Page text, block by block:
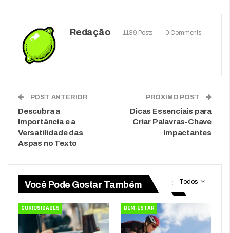
Redação 1139 Posts 0 Comments
POST ANTERIOR
Descubra a
Importância e a
Versatilidade das
Aspas no Texto
PRÓXIMO POST
Dicas Essenciais para
Criar Palavras-Chave
Impactantes
Todos
Você Pode Gostar Também
CURIOSIDADES BEM-ESTAR